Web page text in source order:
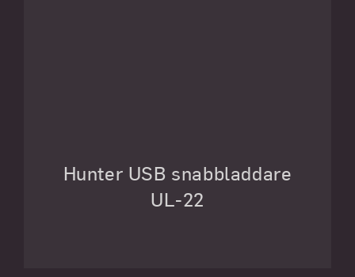
Hunter USB snabbladdare
UL-22